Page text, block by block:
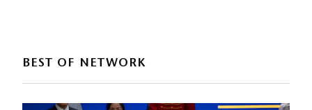
BEST OF NETWORK